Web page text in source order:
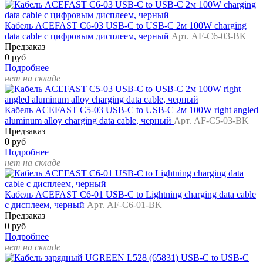
Кабель ACEFAST C6-03 USB-C to USB-C 2м 100W charging
data cable с цифровым дисплеем, черный Арт. AF-C6-03-BK
Предзаказ
0 руб
Подробнее
нет на складе
Кабель ACEFAST C5-03 USB-C to USB-C 2м 100W right angled
aluminum alloy charging data cable, черный Арт. AF-C5-03-BK
Предзаказ
0 руб
Подробнее
нет на складе
Кабель ACEFAST C6-01 USB-C to Lightning charging data cable
с дисплеем, черный Арт. AF-C6-01-BK
Предзаказ
0 руб
Подробнее
нет на складе